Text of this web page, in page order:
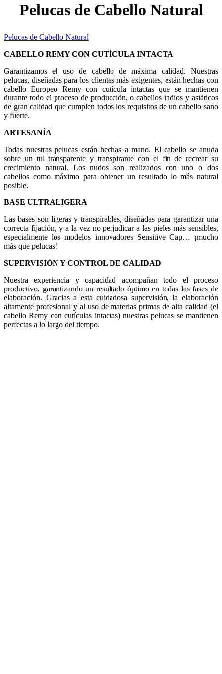
Pelucas de Cabello Natural
Pelucas de Cabello Natural
CABELLO REMY CON CUTÍCULA INTACTA
Garantizamos el uso de cabello de máxima calidad. Nuestras
pelucas, diseñadas para los clientes más exigentes, están hechas con
cabello Europeo Remy con cutícula intactas que se mantienen
durante todo el proceso de producción, o cabellos indios y asiáticos
de gran calidad que cumplen todos los requisitos de un cabello sano
y fuerte.
ARTESANÍA
Todas nuestras pelucas están hechas a mano. El cabello se anuda
sobre un tul transparente y transpirante con el fin de recrear su
crecimiento natural. Los nudos son realizados con uno o dos
cabellos como máximo para obtener un resultado lo más natural
posible.
BASE ULTRALIGERA
Las bases son ligeras y transpirables, diseñadas para garantizar una
correcta fijación, y a la vez no perjudicar a las pieles más sensibles,
especialmente los modelos innovadores Sensitive Cap… ¡mucho
más que pelucas!
SUPERVISIÓN Y CONTROL DE CALIDAD
Nuestra experiencia y capacidad acompañan todo el proceso
productivo, garantizando un resultado óptimo en todas las fases de
elaboración. Gracias a esta cuidadosa supervisión, la elaboración
altamente profesional y al uso de materias primas de alta calidad (el
cabello Remy con cutículas intactas) nuestras pelucas se mantienen
perfectas a lo largo del tiempo.